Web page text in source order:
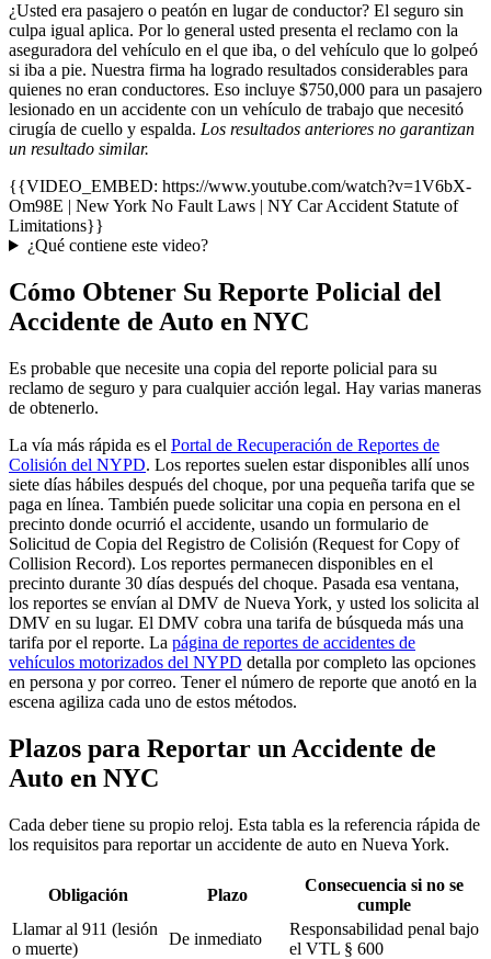
¿Usted era pasajero o peatón en lugar de conductor? El seguro sin
culpa igual aplica. Por lo general usted presenta el reclamo con la
aseguradora del vehículo en el que iba, o del vehículo que lo golpeó
si iba a pie. Nuestra firma ha logrado resultados considerables para
quienes no eran conductores. Eso incluye $750,000 para un pasajero
lesionado en un accidente con un vehículo de trabajo que necesitó
cirugía de cuello y espalda. Los resultados anteriores no garantizan
un resultado similar.
{{VIDEO_EMBED: https://www.youtube.com/watch?v=1V6bX-
Om98E | New York No Fault Laws | NY Car Accident Statute of
Limitations}}
¿Qué contiene este video?
Cómo Obtener Su Reporte Policial del
Accidente de Auto en NYC
Es probable que necesite una copia del reporte policial para su
reclamo de seguro y para cualquier acción legal. Hay varias maneras
de obtenerlo.
La vía más rápida es el Portal de Recuperación de Reportes de
Colisión del NYPD. Los reportes suelen estar disponibles allí unos
siete días hábiles después del choque, por una pequeña tarifa que se
paga en línea. También puede solicitar una copia en persona en el
precinto donde ocurrió el accidente, usando un formulario de
Solicitud de Copia del Registro de Colisión (Request for Copy of
Collision Record). Los reportes permanecen disponibles en el
precinto durante 30 días después del choque. Pasada esa ventana,
los reportes se envían al DMV de Nueva York, y usted los solicita al
DMV en su lugar. El DMV cobra una tarifa de búsqueda más una
tarifa por el reporte. La página de reportes de accidentes de
vehículos motorizados del NYPD detalla por completo las opciones
en persona y por correo. Tener el número de reporte que anotó en la
escena agiliza cada uno de estos métodos.
Plazos para Reportar un Accidente de
Auto en NYC
Cada deber tiene su propio reloj. Esta tabla es la referencia rápida de
los requisitos para reportar un accidente de auto en Nueva York.
Obligación Plazo
Consecuencia si no se
cumple
Llamar al 911 (lesión
o muerte)
De inmediato
Responsabilidad penal bajo
el VTL § 600